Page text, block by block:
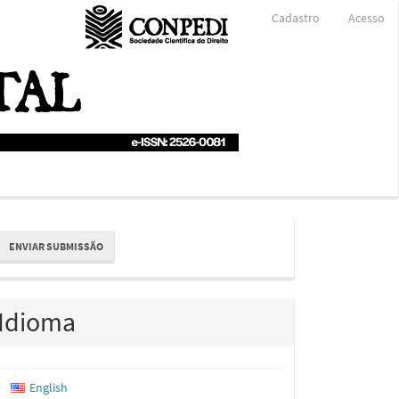
Cadastro Acesso
ENVIAR SUBMISSÃO
Idioma
English